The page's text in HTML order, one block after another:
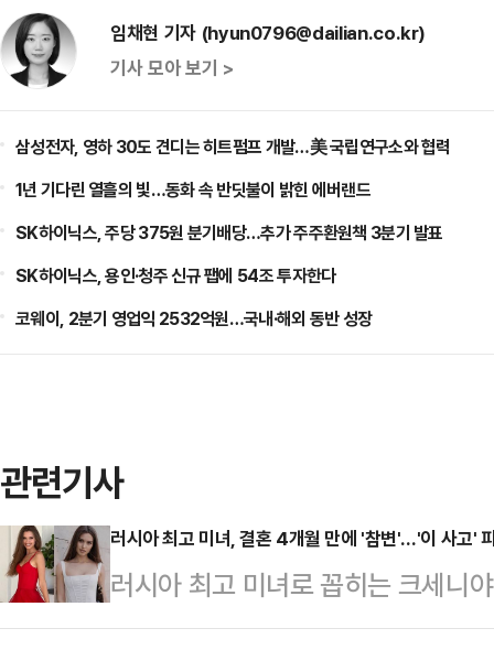
임채현 기자 (hyun0796@dailian.co.kr)
기사 모아 보기 >
삼성전자, 영하 30도 견디는 히트펌프 개발…美 국립연구소와 협력
1년 기다린 열흘의 빛…동화 속 반딧불이 밝힌 에버랜드
SK하이닉스, 주당 375원 분기배당…추가 주주환원책 3분기 발표
SK하이닉스, 용인·청주 신규 팹에 54조 투자한다
코웨이, 2분기 영업익 2532억원…국내·해외 동반 성장
관련기사
러시아 최고 미녀, 결혼 4개월 만에 '참변'…'이 사고'
러시아 최고 미녀로 꼽히는 크세니
어든 야생 동물과 충돌해 치료를